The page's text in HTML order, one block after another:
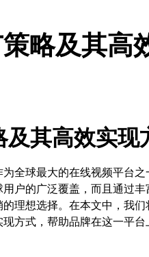
略及其高
其高效实现
全球最大的在线视频平台
户的广泛覆盖，而且通过
理想选择。在本文中，我
方式，帮助品牌在这一平